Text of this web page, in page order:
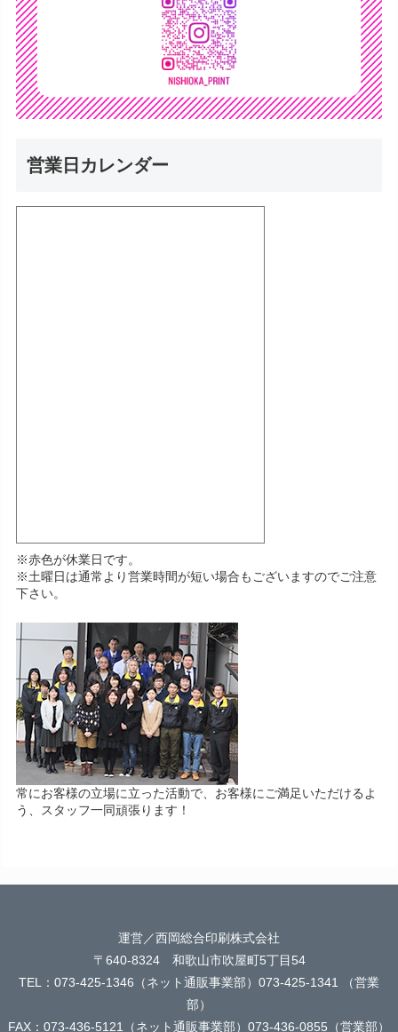
営業日カレンダー
※赤色が休業日です。
※土曜日は通常より営業時間が短い場合もございますのでご注意
下さい。
常にお客様の立場に立った活動で、お客様にご満足いただけるよ
う、スタッフ一同頑張ります！
運営／西岡総合印刷株式会社
〒640-8324 和歌山市吹屋町5丁目54
TEL：073-425-1346（ネット通販事業部）073-425-1341 （営業
部）
FAX：073-436-5121（ネット通販事業部）073-436-0855（営業部）